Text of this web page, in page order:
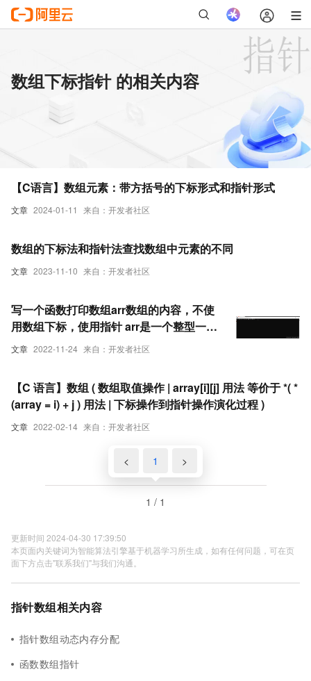
数组下标指针 的相关内容
文章 2024-01-11 来自：开发者社区
【C语言】数组元素：带方括号的下标形式和指针形式
文章 2023-11-10 来自：开发者社区
数组的下标法和指针法查找数组中元素的不同
文章 2022-11-24 来自：开发者社区
写一个函数打印数组arr数组的内容，不使
用数组下标，使用指针 arr是一个整型一维
数组
文章 2022-02-14 来自：开发者社区
【C 语言】数组 ( 数组取值操作 | array[i][j] 用法 等价于 *( *
(array = i) + j ) 用法 | 下标操作到指针操作演化过程 )
< 1 >
1 / 1
更新时间 2024-04-30 17:39:50
本页面内关键词为智能算法引擎基于机器学习所生成，如有任何问题，可在页
面下方点击"联系我们"与我们沟通。
指针数组相关内容
指针数组动态内存分配
函数数组指针